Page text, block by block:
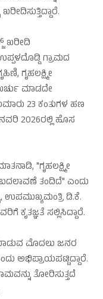
ಖರೀದಿ
ಗ್ರಾಮದ
ಗೃಹಲಕ್ಷ್ಮೀ
ಮಾಡದೇ
23 ಕಂತುಗಳ ಹಣ
2026ರಲ್ಲಿ ಹೊಸ
"ಗೃಹಲಕ್ಷ್ಮೀ
ತಂದಿದೆ" ಎಂದು
ಉಪಮುಖ್ಯಮಂತ್ರಿ ಡಿ.ಕೆ.
ಕೃತಜ್ಞತೆ ಸಲ್ಲಿಸಿದ್ದಾರೆ.
ಮೊದಲು ಜನರ
ಅಭಿಪ್ರಾಯಪಟ್ಟಿದ್ದಾರೆ.
ತೋರಿಸುತ್ತದೆ